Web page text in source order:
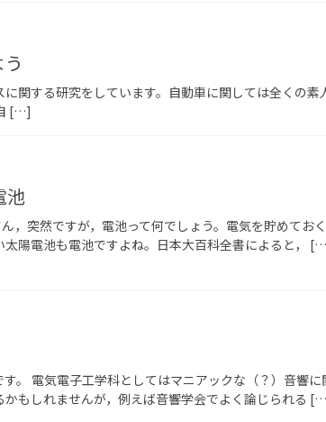
関する研究をしています。自動車に関しては全くの
[…]
池
，突然ですが，電池って何でしょう。電気を貯めてお
太陽電池も電池ですよね。日本大百科全書によると，
。 電気電子工学科としてはマニアックな（？）音響
もしれませんが，例えば音響学会でよく論じられる